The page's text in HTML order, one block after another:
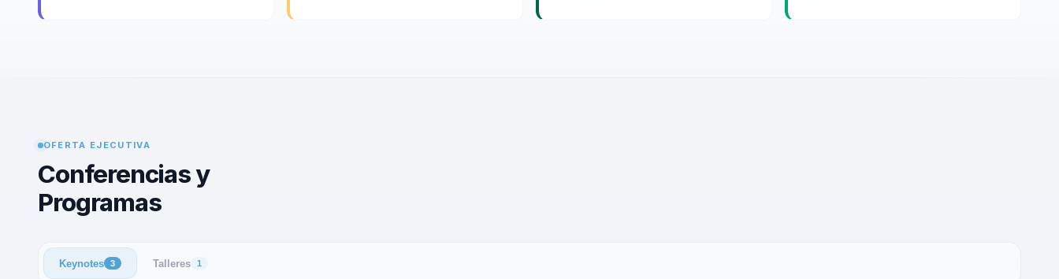
OFERTA EJECUTIVA
Conferencias y
Programas
Keynotes 3 Talleres 1